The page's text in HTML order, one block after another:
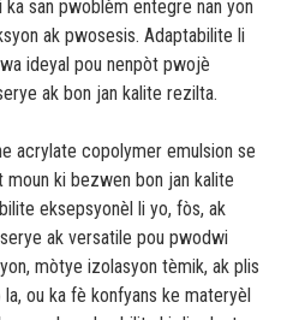
san pwoblèm entegre nan yon
ak pwosesis. Adaptabilite li
ideyal pou nenpòt pwojè
ak bon jan kalite rezilta.
acrylate copolymer emulsion se
ki bezwen bon jan kalite
eksepsyonèl li yo, fòs, ak
ak versatile pou pwodwi
mòtye izolasyon tèmik, ak plis
ou ka fè konfyans ke materyèl